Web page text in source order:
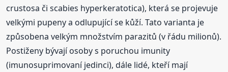
crustosa či scabies hyperkeratotica), která se projevuje
velkými pupeny a odlupující se kůží. Tato varianta je
způsobena velkým množstvím parazitů (v řádu milionů).
Postiženy bývají osoby s poruchou imunity
(imunosuprimovaní jedinci), dále lidé, kteří mají